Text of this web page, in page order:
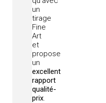
un
tirage
Fine
Art
et
propose
un
excellent
rapport
qualité-
prix.